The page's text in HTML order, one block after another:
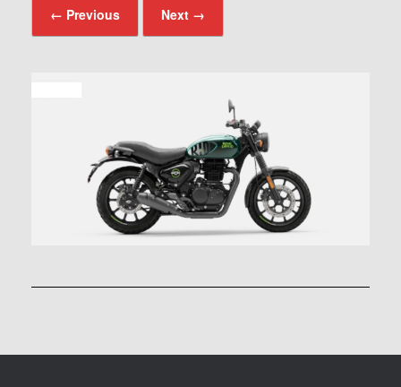
← Previous Next →